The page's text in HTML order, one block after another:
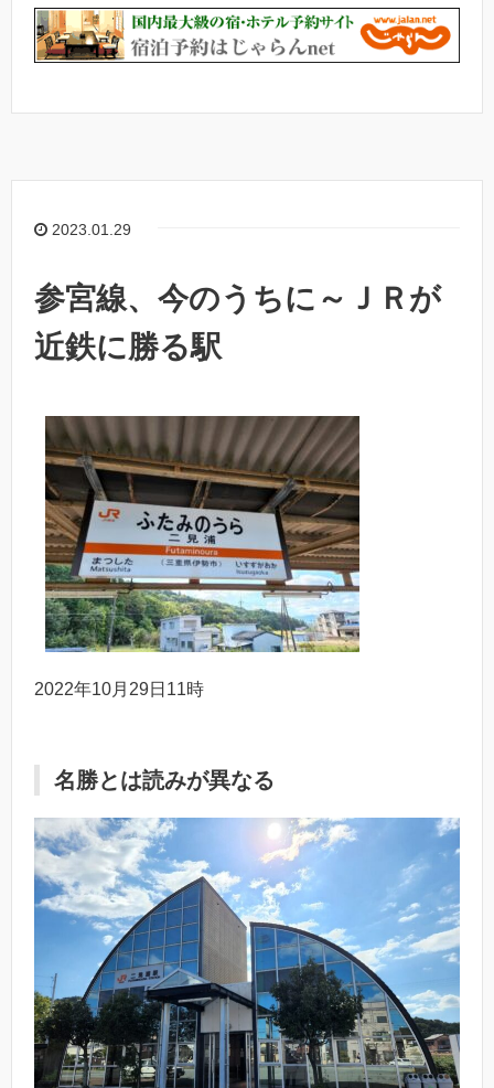
2023.01.29
参宮線、今のうちに～ＪＲが
近鉄に勝る駅
2022年10月29日11時
名勝とは読みが異なる